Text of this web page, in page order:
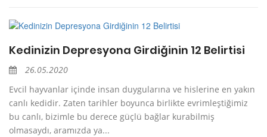
Kedinizin Depresyona Girdiğinin 12 Belirtisi
26.05.2020
Evcil hayvanlar içinde insan duygularına ve hislerine en yakın
canlı kedidir. Zaten tarihler boyunca birlikte evrimleştiğimiz
bu canlı, bizimle bu derece güçlü bağlar kurabilmiş
olmasaydı, aramızda ya...